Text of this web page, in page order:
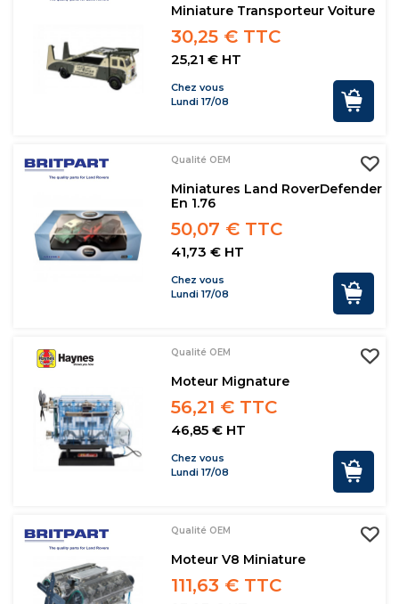
Miniature Transporteur Voiture
30,25 € TTC
25,21 € HT
Chez vous
Lundi 17/08
Qualité OEM
Miniatures Land RoverDefender
En 1.76
50,07 € TTC
41,73 € HT
Chez vous
Lundi 17/08
Qualité OEM
Moteur Mignature
56,21 € TTC
46,85 € HT
Chez vous
Lundi 17/08
Qualité OEM
Moteur V8 Miniature
111,63 € TTC